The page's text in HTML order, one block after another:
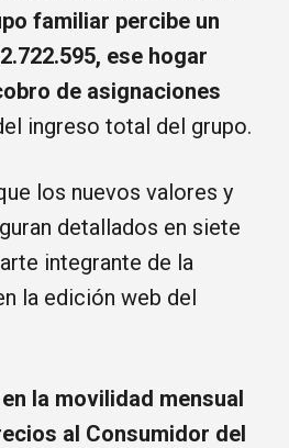
familiar percibe un
ese hogar
de asignaciones
ingreso total del grupo.
los nuevos valores y
detallados en siete
integrante de la
la edición web del
la movilidad mensual
al Consumidor del